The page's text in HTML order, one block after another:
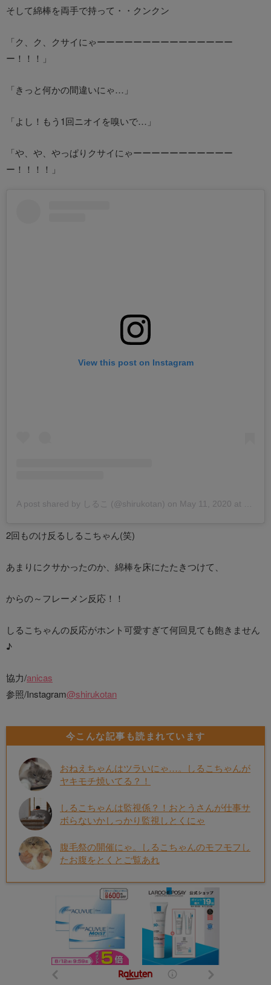
そして綿棒を両手で持って・・クンクン
「ク、ク、クサイにゃーーーーーーーーーーーーーーー
ー！！！」
「きっと何かの間違いにゃ…」
「よし！もう1回ニオイを嗅いで…」
「や、や、やっぱりクサイにゃーーーーーーーーーーー
ー！！！！」
View this post on Instagram
A post shared by しるこ (@shirukotan) on May 11, 2020 at 6:44am PDT
2回ものけ反るしるこちゃん(笑)
あまりにクサかったのか、綿棒を床にたたきつけて、
からの～フレーメン反応！！
しるこちゃんの反応がホント可愛すぎて何回見ても飽きません
♪
協力/anicas
参照/Instagram@shirukotan
今こんな記事も読まれています
おねえちゃんはツラいにゃ…。しるこちゃんが
ヤキモチ焼いてる？！
しるこちゃんは監視係？！おとうさんが仕事サ
ボらないかしっかり監視しとくにゃ
腹毛祭の開催にゃ。しるこちゃんのモフモフし
たお腹をとくとご覧あれ